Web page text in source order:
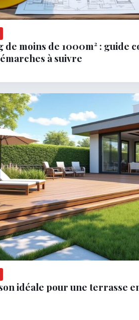
moins de 1000m² : guide
à suivre
idéale pour une terrasse